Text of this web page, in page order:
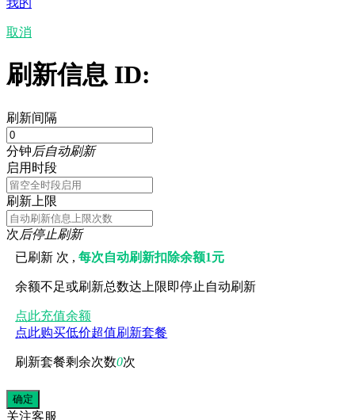
我的
取消
刷新信息 ID:
刷新间隔
分钟后自动刷新
启用时段
刷新上限
次后停止刷新
已刷新 次 ,每次自动刷新扣除余额1元
余额不足或刷新总数达上限即停止自动刷新
点此充值余额
点此购买低价超值刷新套餐
刷新套餐剩余次数0次
关注客服